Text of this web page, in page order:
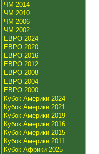
ЧМ 2014
ЧМ 2010
ЧМ 2006
ЧМ 2002
ЕВРО 2024
ЕВРО 2020
ЕВРО 2016
ЕВРО 2012
ЕВРО 2008
ЕВРО 2004
ЕВРО 2000
Кубок Америки 2024
Кубок Америки 2021
Кубок Америки 2019
Кубок Америки 2016
Кубок Америки 2015
Кубок Америки 2011
Кубок Африки 2025